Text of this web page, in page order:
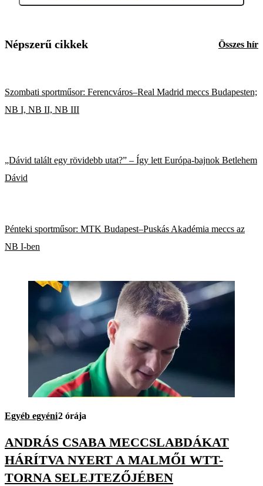
Népszerű cikkek Összes hír
Szombati sportműsor: Ferencváros–Real Madrid meccs Budapesten;
NB I, NB II, NB III
„Dávid talált egy rövidebb utat?” – Így lett Európa-bajnok Betlehem
Dávid
Pénteki sportműsor: MTK Budapest–Puskás Akadémia meccs az
NB I-ben
Egyéb egyéni2 órája
ANDRÁS CSABA MECCSLABDÁKAT
HÁRÍTVA NYERT A MALMŐI WTT-
TORNA SELEJTEZŐJÉBEN